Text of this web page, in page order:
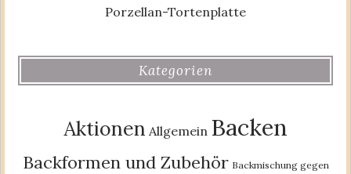
Porzellan-Tortenplatte
Kategorien
Aktionen Allgemein Backen
Backformen und Zubehör Backmischung gegen